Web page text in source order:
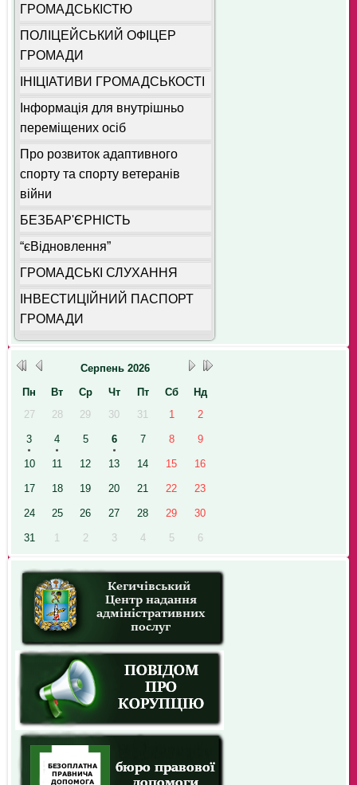
ГРОМАДСЬКІСТЮ
ПОЛІЦЕЙСЬКИЙ ОФІЦЕР
ГРОМАДИ
ІНІЦІАТИВИ ГРОМАДСЬКОСТІ
Інформація для внутрішньо
переміщених осіб
Про розвиток адаптивного
спорту та спорту ветеранів
війни
БЕЗБАР'ЄРНІСТЬ
“єВідновлення”
ГРОМАДСЬКІ СЛУХАННЯ
ІНВЕСТИЦІЙНИЙ ПАСПОРТ
ГРОМАДИ
Серпень 2026
Пн
Вт Ср Чт Пт Сб
Нд
27
28 29 30 31 1 2
3 4 5 6 7 8 9
10 11 12 13 14 15 16
17 18 19 20 21 22 23
24 25 26 27 28 29 30
31 1 2 3 4 5 6